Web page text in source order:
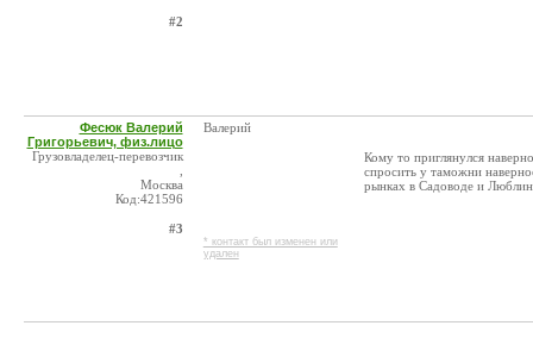
#2
Фесюк Валерий
Григорьевич, физ.лицо
Грузовладелец-перевозчик
Москва
Код:421596
#3
Валерий
* контакт был изменен или
удален
Кому то приглянулся
спросить у таможни
рынках в Садоводе и